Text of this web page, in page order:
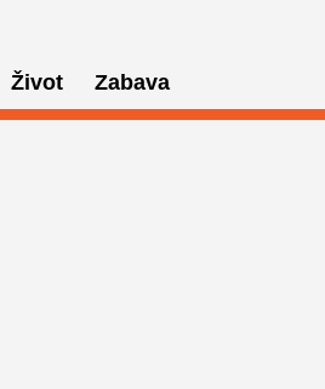
Život Zabava